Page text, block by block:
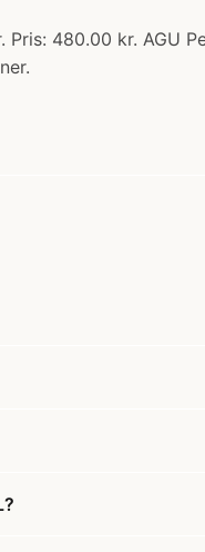
480.00 kr. AGU